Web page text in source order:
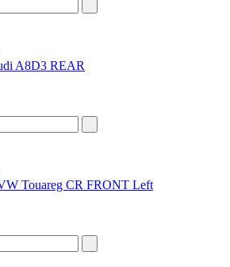
A8D3 REAR
Touareg CR FRONT Left